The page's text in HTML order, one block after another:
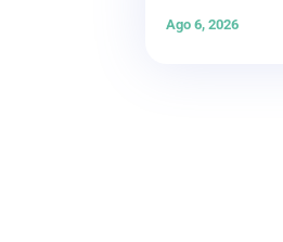
Ago 6, 2026